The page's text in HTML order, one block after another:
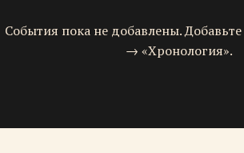
События пока не добавлены.
→ «Хронология».